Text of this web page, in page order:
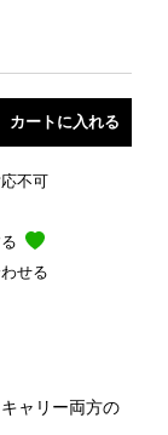
不可
せる
ャリー両方の